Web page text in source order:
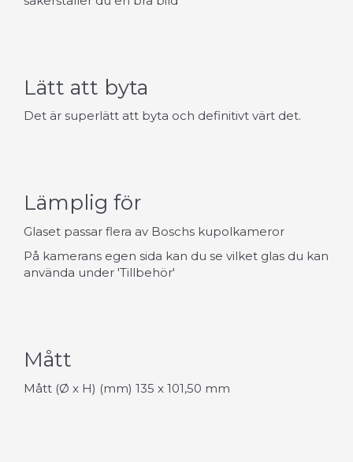
Lätt att byta
Det är superlätt att byta och definitivt värt det.
Lämplig för
Glaset passar flera av Boschs kupolkameror
På kamerans egen sida kan du se vilket glas du kan
använda under 'Tillbehör'
Mått
Mått (Ø x H) (mm) 135 x 101,50 mm